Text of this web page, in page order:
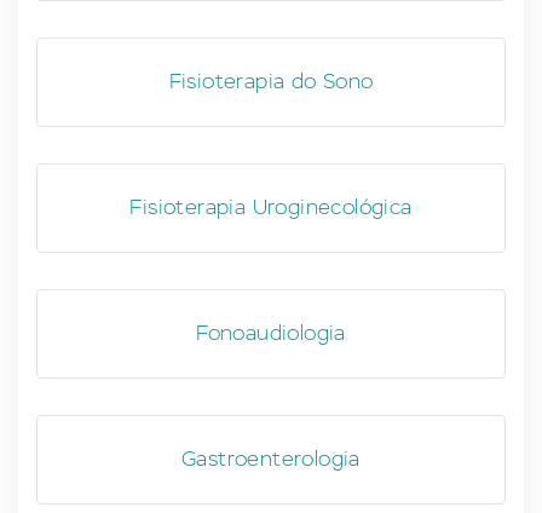
Fisioterapia do Sono
Fisioterapia Uroginecológica
Fonoaudiologia
Gastroenterologia